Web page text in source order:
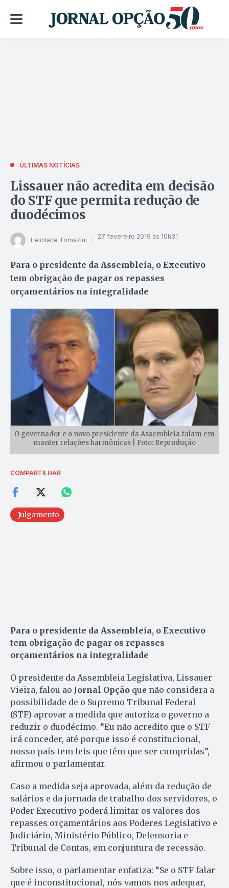
ÚLTIMAS NOTÍCIAS
Lissauer não acredita em decisão
do STF que permita redução de
duodécimos
Leicilane Tomazini 27 fevereiro 2019 às 10h31
Para o presidente da Assembleia, o Executivo
tem obrigação de pagar os repasses
orçamentários na integralidade
O governador e o novo presidente da Assembleia falam em
manter relações harmônicas | Foto: Reprodução
COMPARTILHAR
Julgamento
Para o presidente da Assembleia, o Executivo
tem obrigação de pagar os repasses
orçamentários na integralidade
O presidente da Assembleia Legislativa, Lissauer
Vieira, falou ao Jornal Opção que não considera a
possibilidade de o Supremo Tribunal Federal
(STF) aprovar a medida que autoriza o governo a
reduzir o duodécimo. “Eu não acredito que o STF
irá conceder, até porque isso é constitucional,
nosso país tem leis que têm que ser cumpridas”,
afirmou o parlamentar.
Caso a medida seja aprovada, além da redução de
salários e da jornada de trabalho dos servidores, o
Poder Executivo poderá limitar os valores dos
repasses orçamentários aos Poderes Legislativo e
Judiciário, Ministério Público, Defensoria e
Tribunal de Contas, em conjuntura de recessão.
Sobre isso, o parlamentar enfatiza: “Se o STF falar
que é inconstitucional, nós vamos nos adequar,